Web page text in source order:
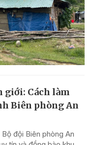
giới: Cách làm
Biên phòng An
đội Biên phòng An